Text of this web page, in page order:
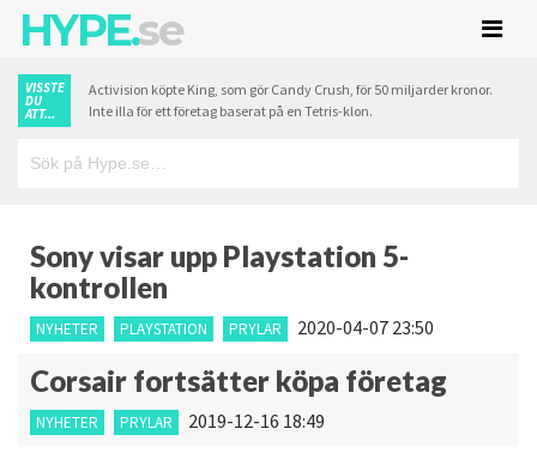
HYPE.se
VISSTE
DU
ATT...
Activision köpte King, som gör Candy Crush, för 50 miljarder kronor.
Inte illa för ett företag baserat på en Tetris-klon.
Sony visar upp Playstation 5-
kontrollen
NYHETER PLAYSTATION PRYLAR 2020-04-07 23:50
Corsair fortsätter köpa företag
NYHETER PRYLAR 2019-12-16 18:49